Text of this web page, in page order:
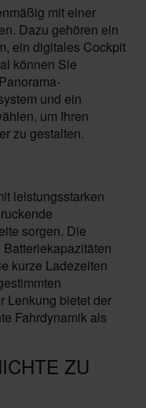
mit einer
Dazu gehören ein
ein digitales Cockpit
können Sie
und ein
um Ihren
zu gestalten.
leistungsstarken
sorgen. Die
kurze Ladezeiten
Lenkung bietet der
Fahrdynamik als
ZU